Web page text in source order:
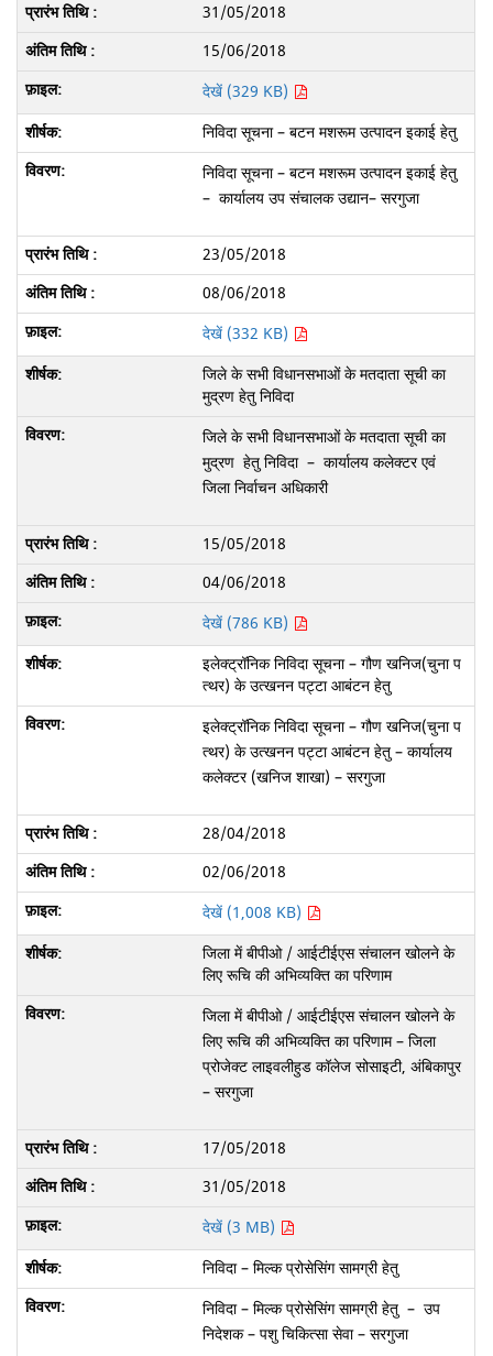
31/05/2018
15/06/2018
देखें (329 KB)
निविदा सूचना – बटन मशरूम उत्पादन इकाई हेतु
निविदा सूचना – बटन मशरूम उत्पादन इकाई हेतु
– कार्यालय उप संचालक उद्यान– सरगुजा
23/05/2018
08/06/2018
देखें (332 KB)
जिले के सभी विधानसभाओं के मतदाता सूची का
मुद्रण हेतु निविदा
जिले के सभी विधानसभाओं के मतदाता सूची का
मुद्रण हेतु निविदा – कार्यालय कलेक्टर एवं
जिला निर्वाचन अधिकारी
15/05/2018
04/06/2018
देखें (786 KB)
इलेक्ट्रॉनिक निविदा सूचना – गौण खनिज(चुना प
त्थर) के उत्खनन पट्टा आबंटन हेतु
इलेक्ट्रॉनिक निविदा सूचना – गौण खनिज(चुना प
त्थर) के उत्खनन पट्टा आबंटन हेतु – कार्यालय
कलेक्टर (खनिज शाखा) – सरगुजा
28/04/2018
02/06/2018
देखें (1,008 KB)
जिला में बीपीओ / आईटीईएस संचालन खोलने के
लिए रूचि की अभिव्यक्ति का परिणाम
जिला में बीपीओ / आईटीईएस संचालन खोलने के
लिए रूचि की अभिव्यक्ति का परिणाम – जिला
प्रोजेक्ट लाइवलीहुड कॉलेज सोसाइटी, अंबिकापुर
– सरगुजा
17/05/2018
31/05/2018
देखें (3 MB)
निविदा – मिल्क प्रोसेसिंग सामग्री हेतु
निविदा – मिल्क प्रोसेसिंग सामग्री हेतु – उप
निदेशक – पशु चिकित्सा सेवा – सरगुजा